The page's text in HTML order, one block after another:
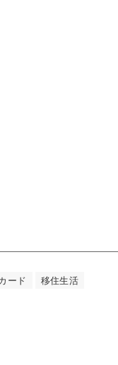
ード 移住生活